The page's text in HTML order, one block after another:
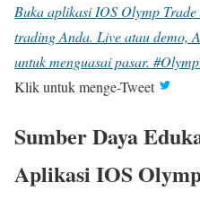
Buka aplikasi IOS Olymp
trading Anda. Live atau demo,
untuk menguasai pasar.
Klik untuk menge-Tweet
Sumber Daya
Aplikasi IOS